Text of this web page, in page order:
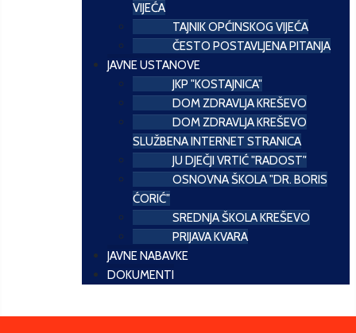
VIJEĆA
TAJNIK OPĆINSKOG VIJEĆA
ČESTO POSTAVLJENA PITANJA
JAVNE USTANOVE
JKP "KOSTAJNICA"
DOM ZDRAVLJA KREŠEVO
DOM ZDRAVLJA KREŠEVO
SLUŽBENA INTERNET STRANICA
JU DJEČJI VRTIĆ "RADOST"
OSNOVNA ŠKOLA "DR. BORIS
ĆORIĆ"
SREDNJA ŠKOLA KREŠEVO
PRIJAVA KVARA
JAVNE NABAVKE
DOKUMENTI